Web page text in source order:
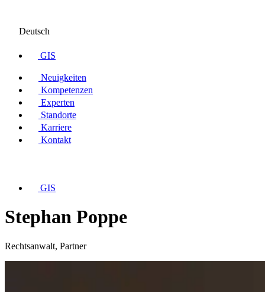
Deutsch
GIS
Neuigkeiten
Kompetenzen
Experten
Standorte
Karriere
Kontakt
GIS
Stephan Poppe
Rechtsanwalt, Partner